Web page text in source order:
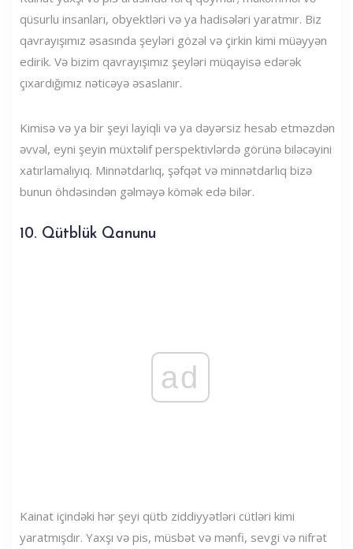
qüsurlu insanları, obyektləri və ya hadisələri yaratmır. Biz
qavrayışımız əsasında şeyləri gözəl və çirkin kimi müəyyən
edirik. Və bizim qavrayışımız şeyləri müqayisə edərək
çıxardığımız nəticəyə əsaslanır.
Kimisə və ya bir şeyi layiqli və ya dəyərsiz hesab etməzdən
əvvəl, eyni şeyin müxtəlif perspektivlərdə görünə biləcəyini
xatırlamalıyıq. Minnətdarlıq, şəfqət və minnətdarlıq bizə
bunun öhdəsindən gəlməyə kömək edə bilər.
10. Qütblük Qanunu
ad
Kainat içindəki hər şeyi qütb ziddiyyətləri cütləri kimi
yaratmışdır. Yaxşı və pis, müsbət və mənfi, sevgi və nifrət